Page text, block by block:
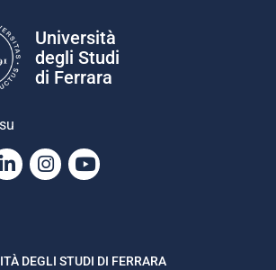
Università
degli Studi
di Ferrara
LinkedinInstagram
Youtube
DEGLI STUDI DI FERRARA